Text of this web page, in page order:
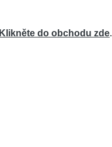
Klikněte do obchodu zde.